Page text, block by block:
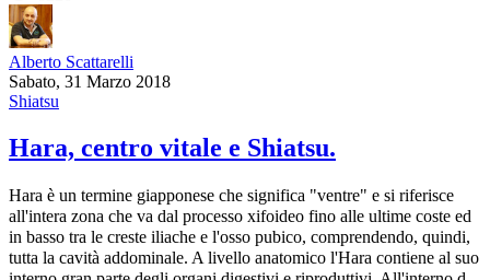
Alberto Scattarelli
Sabato, 31 Marzo 2018
Shiatsu
Hara, centro vitale e Shiatsu.
Hara è un termine giapponese che significa "ventre" e si riferisce
all'intera zona che va dal processo xifoideo fino alle ultime coste ed
in basso tra le creste iliache e l'osso pubico, comprendendo, quindi,
tutta la cavità addominale. A livello anatomico l'Hara contiene al suo